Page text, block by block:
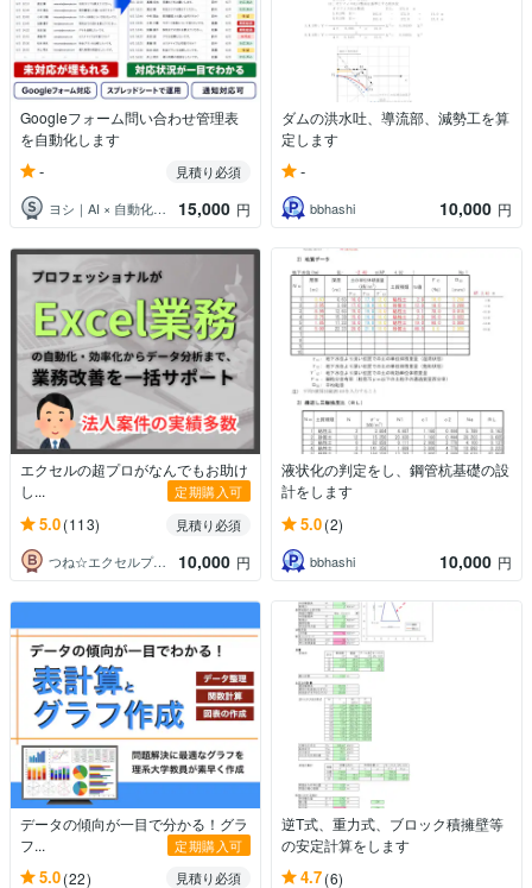
Googleフォーム問い合わせ管理表
を自動化します
-
見積り必須
ヨシ｜AI × 自動化で「面倒」を消す人
15,000 円
ダムの洪水吐、導流部、減勢工を算
定します
-
bbhashi 10,000 円
エクセルの超プロがなんでもお助け
し...
定期購入可
5.0(113)
見積り必須
つね☆エクセルプロフェッショナル
10,000 円
液状化の判定をし、鋼管杭基礎の設
計をします
5.0(2)
bbhashi 10,000 円
データの傾向が一目で分かる！グラ
フ...
定期購入可
5.0(22)
見積り必須
逆T式、重力式、ブロック積擁壁等
の安定計算をします
4.7(6)